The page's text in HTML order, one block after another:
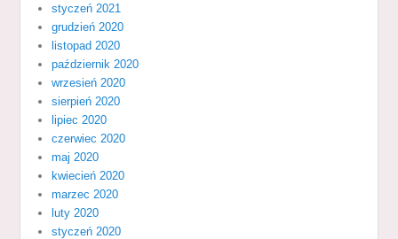
styczeń 2021
grudzień 2020
listopad 2020
październik 2020
wrzesień 2020
sierpień 2020
lipiec 2020
czerwiec 2020
maj 2020
kwiecień 2020
marzec 2020
luty 2020
styczeń 2020